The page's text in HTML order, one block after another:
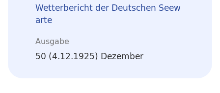
Wetterbericht der Deutschen Seew
arte
Ausgabe
50 (4.12.1925) Dezember